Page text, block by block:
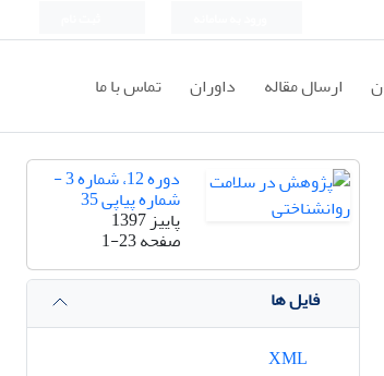
ارسال مقاله داوران تماس با ما
دوره 12، شماره 3 -
شماره پیاپی 35
پاییز 1397
صفحه1-23
فایل ها